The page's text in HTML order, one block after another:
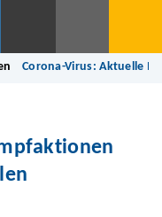
Corona-Virus: Aktuelle